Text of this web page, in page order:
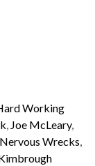
Working
Joe McLeary,
Wrecks